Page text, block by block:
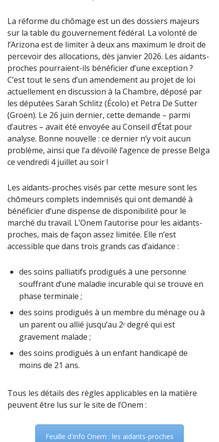
La réforme du chômage est un des dossiers majeurs
sur la table du gouvernement fédéral. La volonté de
l’Arizona est de limiter à deux ans maximum le droit de
percevoir des allocations, dès janvier 2026. Les aidants-
proches pourraient-ils bénéficier d’une exception ?
C’est tout le sens d’un amendement au projet de loi
actuellement en discussion à la Chambre, déposé par
les députées Sarah Schlitz (Écolo) et Petra De Sutter
(Groen). Le 26 juin dernier, cette demande – parmi
d’autres – avait été envoyée au Conseil d’État pour
analyse. Bonne nouvelle : ce dernier n’y voit aucun
problème, ainsi que l’a dévoilé l’agence de presse Belga
ce vendredi 4 juillet au soir !
Les aidants-proches visés par cette mesure sont les
chômeurs complets indemnisés qui ont demandé à
bénéficier d’une dispense de disponibilité pour le
marché du travail. L’Onem l’autorise pour les aidants-
proches, mais de façon assez limitée. Elle n’est
accessible que dans trois grands cas d’aidance :
des soins palliatifs prodigués à une personne
souffrant d’une maladie incurable qui se trouve en
phase terminale ;
des soins prodigués à un membre du ménage ou à
un parent ou allié jusqu’au 2ᵉ degré qui est
gravement malade ;
des soins prodigués à un enfant handicapé de
moins de 21 ans.
Tous les détails des règles applicables en la matière
peuvent être lus sur le site de l’Onem :
Feuille d'info Onem : les aidants-proches